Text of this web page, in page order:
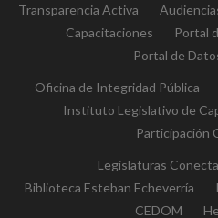
Transparencia Activa
Capacitaciones
Portal
Portal de
Oficina de Integridad Pública
Instituto Legislativo de
Participación
Legislaturas
Biblioteca Esteban Echeverría
CEDOM